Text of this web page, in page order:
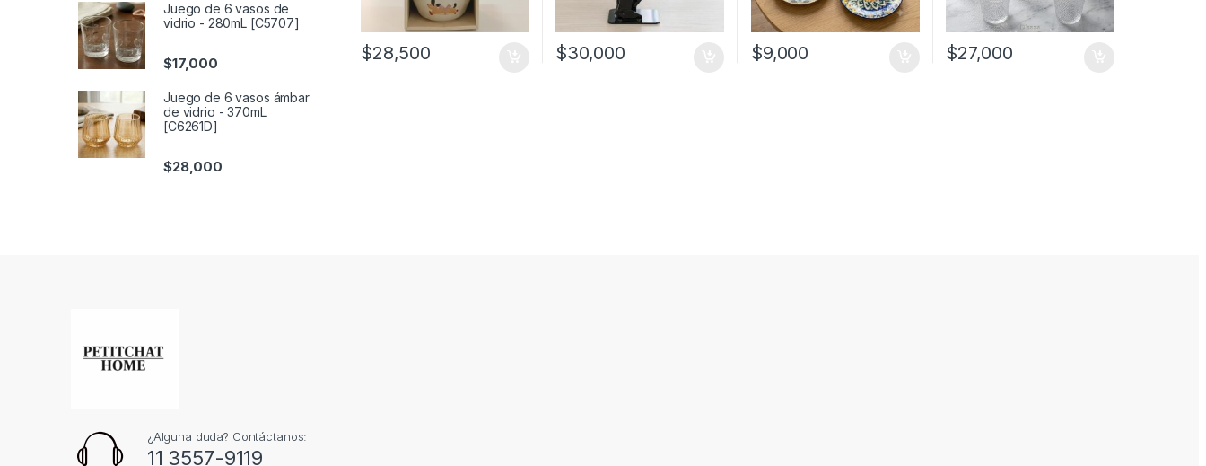
$28,500 $30,000 $9,000 $27,000
Juego de 6 vasos de
vidrio - 280mL [C5707]
$17,000
Juego de 6 vasos ámbar
de vidrio - 370mL
[C6261D]
$28,000
¿Alguna duda? Contáctanos:
11 3557-9119